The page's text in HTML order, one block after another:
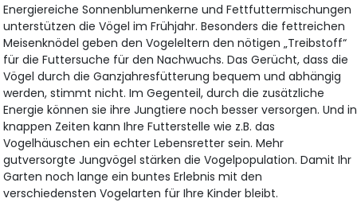
Energiereiche Sonnenblumenkerne und Fettfuttermischungen
unterstützen die Vögel im Frühjahr. Besonders die fettreichen
Meisenknödel geben den Vogeleltern den nötigen „Treibstoff“
für die Futtersuche für den Nachwuchs. Das Gerücht, dass die
Vögel durch die Ganzjahresfütterung bequem und abhängig
werden, stimmt nicht. Im Gegenteil, durch die zusätzliche
Energie können sie ihre Jungtiere noch besser versorgen. Und in
knappen Zeiten kann Ihre Futterstelle wie z.B. das
Vogelhäuschen ein echter Lebensretter sein. Mehr
gutversorgte Jungvögel stärken die Vogelpopulation. Damit Ihr
Garten noch lange ein buntes Erlebnis mit den
verschiedensten Vogelarten für Ihre Kinder bleibt.